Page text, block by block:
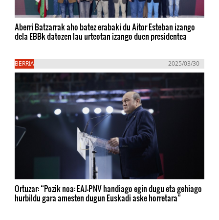
Aberri Batzarrak aho batez erabaki du Aitor Esteban izango
dela EBBk datozen lau urteotan izango duen presidentea
BERRIA 2025/03/30
Ortuzar: “Pozik noa: EAJ-PNV handiago egin dugu eta gehiago
hurbildu gara amesten dugun Euskadi aske horretara”